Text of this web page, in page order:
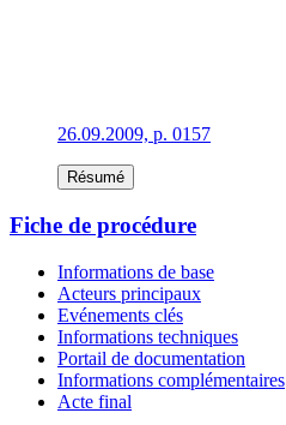
26.09.2009, p. 0157
Résumé
Fiche de procédure
Informations de base
Acteurs principaux
Evénements clés
Informations techniques
Portail de documentation
Informations complémentaires
Acte final